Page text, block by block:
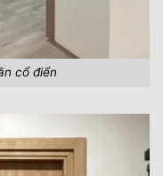
cổ điển